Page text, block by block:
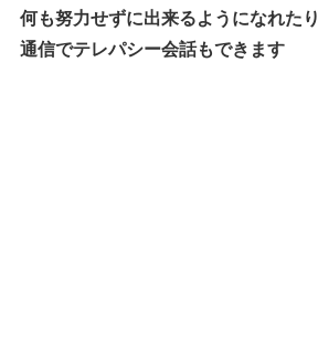
何も努力せずに出来るようになれたり
通信でテレパシー会話もできます